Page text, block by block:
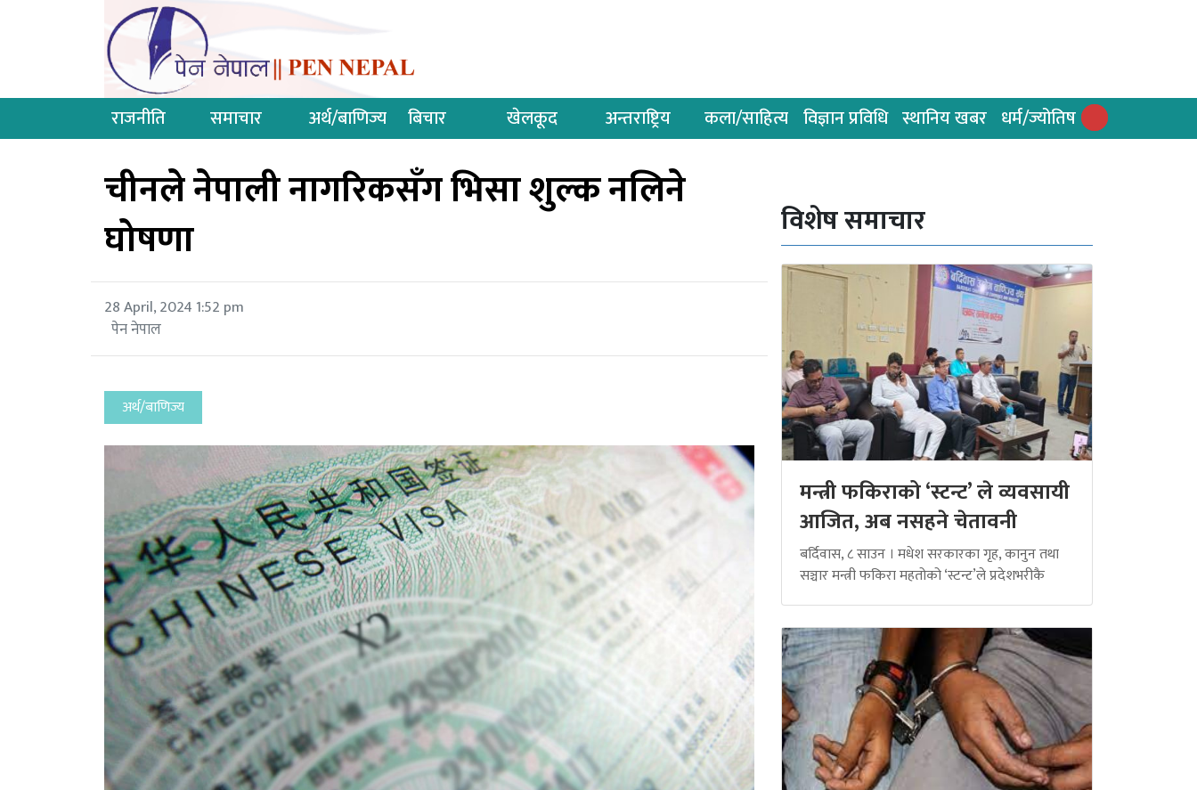
राजनीति समाचार अर्थ/बाणिज्य बिचार खेलकूद अन्तराष्ट्रिय कला/साहित्य विज्ञान प्रविधि स्थानिय खबर धर्म/ज्योतिष
चीनले नेपाली नागरिकसँग भिसा शुल्क नलिने
घोषणा
28 April, 2024 1:52 pm
पेन नेपाल
अर्थ/बाणिज्य
विशेष समाचार
मन्त्री फकिराको ‘स्टन्ट’ ले व्यवसायी
आजित, अब नसहने चेतावनी
बर्दिवास, ८ साउन । मधेश सरकारका गृह, कानुन तथा
सञ्चार मन्त्री फकिरा महतोको ‘स्टन्ट’ले प्रदेशभरीकै